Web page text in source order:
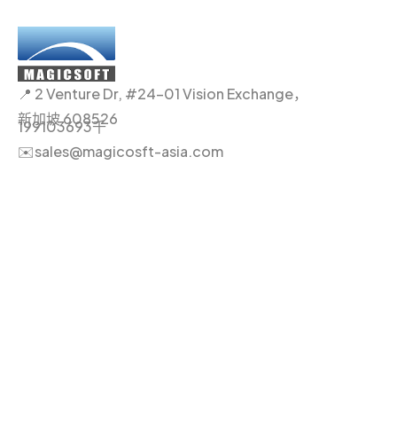
📍 2 Venture Dr, #24-01 Vision Exchange，
新加坡 608526
199103693千
✉️sales@magicosft-asia.com